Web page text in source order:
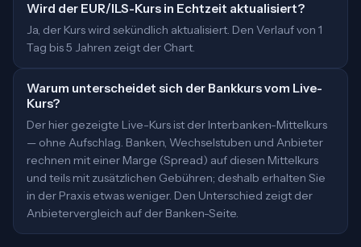
Wird der EUR/ILS-Kurs in Echtzeit aktualisiert?
Ja, der Kurs wird sekündlich aktualisiert. Den Verlauf von 1
Tag bis 5 Jahren zeigt der Chart.
Warum unterscheidet sich der Bankkurs vom Live-
Kurs?
Der hier gezeigte Live-Kurs ist der Interbanken-Mittelkurs
— ohne Aufschlag. Banken, Wechselstuben und Anbieter
rechnen mit einer Marge (Spread) auf diesen Mittelkurs
und teils mit zusätzlichen Gebühren; deshalb erhalten Sie
in der Praxis etwas weniger. Den Unterschied zeigt der
Anbietervergleich auf der Banken-Seite.